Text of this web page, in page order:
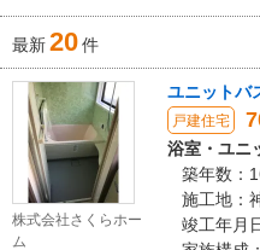
最新20件
株式会社さくらホー
ム
ユニットバ
戸建住宅
浴室・ユニ
築年数：
施工地：
竣工年月